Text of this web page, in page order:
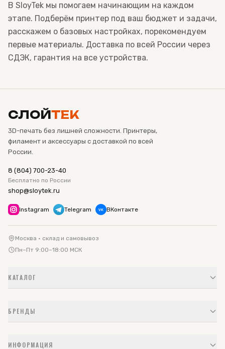
В SloyTek мы помогаем начинающим на каждом
этапе. Подберём принтер под ваш бюджет и задачи,
расскажем о базовых настройках, порекомендуем
первые материалы. Доставка по всей России через
СДЭК, гарантия на все устройства.
СЛОЙТЕК
3D-печать без лишней сложности. Принтеры,
филамент и аксессуары с доставкой по всей
России.
8 (804) 700-23-40
Бесплатно по России
shop@sloytek.ru
Instagram Telegram VK ВКонтакте
Москва · склад и самовывоз
Пн–Пт 9:00–18:00 МСК
КАТАЛОГ
БРЕНДЫ
ИНФОРМАЦИЯ